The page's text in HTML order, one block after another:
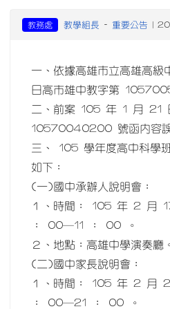
教務處 教學組長 - 重要公告 |
一、依據高雄市立高雄高
日高市雄中教字第
二、前案 105 年 1 月 21
10570040200 號函內容誤
三、 105 學年度高中科學
如下：
(一)國中承辦人說明會：
１、時間： 105 年 2 月
： 00─11 ： 00 。
２、地點：高雄中學演奏廳
(二)國中家長說明會：
１、時間： 105 年 2 月
： 00─21 ： 00 。